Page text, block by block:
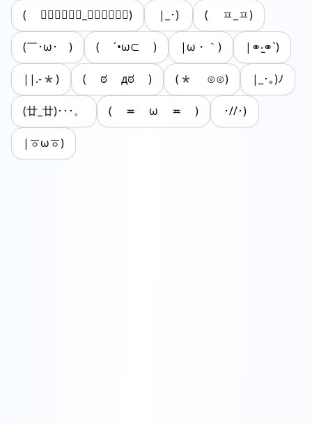
( ↂ⃝⃓⃙⃚⃘_ↂ⃝⃓⃙⃚⃘) |_･) ( ㅍ_ㅍ)
(￣･ω･￣) ( ´•ω⊂ ) |ω・｀) |⚭‧̫⚭`)
||.-*) ( ಠ дಠ ) (* ⊙⊙) |_･｡)ﾉ
(廿_廿)･･･。 ( ≖ ω ≖ ) ･//･)
|ㆆωㆆ)